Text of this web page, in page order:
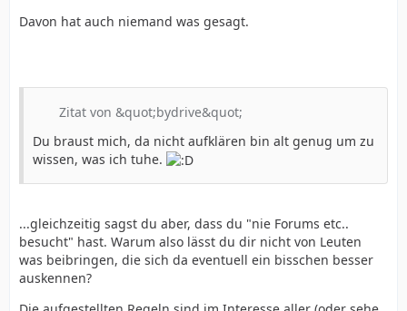
Davon hat auch niemand was gesagt.
Zitat von &quot;bydrive&quot;
Du braust mich, da nicht aufklären bin alt genug um zu
wissen, was ich tuhe.
...gleichzeitig sagst du aber, dass du "nie Forums etc..
besucht" hast. Warum also lässt du dir nicht von Leuten
was beibringen, die sich da eventuell ein bisschen besser
auskennen?